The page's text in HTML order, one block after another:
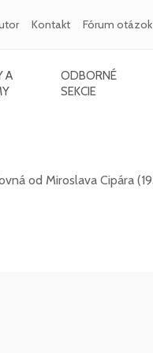
Kontakt Fórum otázok
A
ODBORNÉ
SEKCIE
od Miroslava Cipára